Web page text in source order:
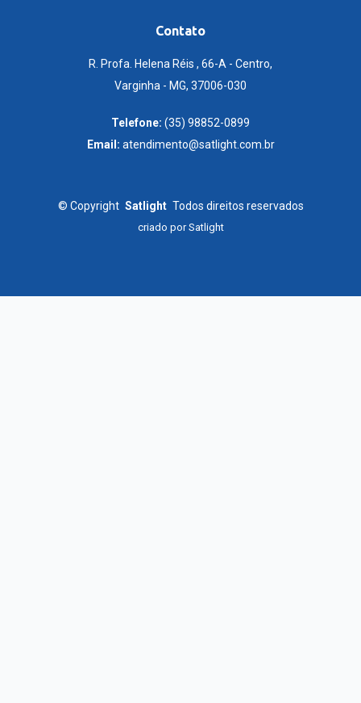
Contato
R. Profa. Helena Réis , 66-A - Centro,
Varginha - MG, 37006-030
Telefone: (35) 98852-0899
Email: atendimento@satlight.com.br
© Copyright Satlight Todos direitos reservados
criado porSatlight